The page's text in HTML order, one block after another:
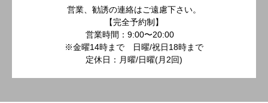
営業、勧誘の連絡はご遠慮下さい。
【完全予約制】
営業時間：9:00〜20:00
※金曜14時まで 日曜/祝日18時まで
定休日：月曜/日曜(月2回)